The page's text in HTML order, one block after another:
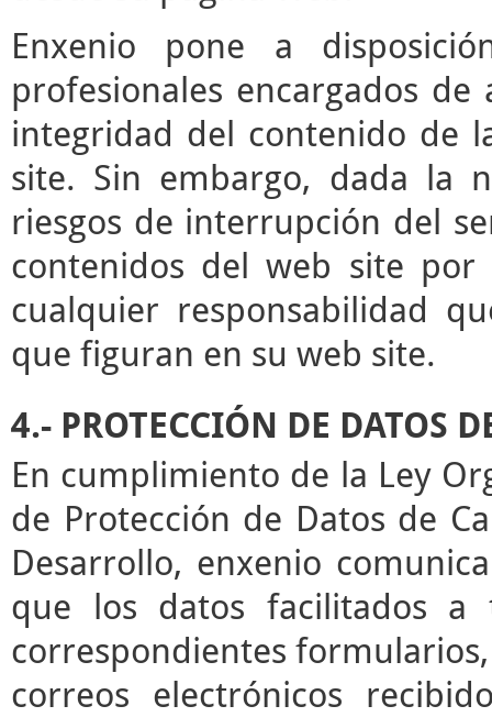
Enxenio pone a
profesionales encargados
integridad del contenido de
site. Sin embargo, dada la
riesgos de interrupción del
contenidos del web site por
cualquier responsabilidad
que figuran en su web site.
4.- PROTECCIÓN DE DATOS
En cumplimiento de la Ley
de Protección de Datos de
Desarrollo, enxenio
que los datos facilitados
correspondientes
correos electrónicos